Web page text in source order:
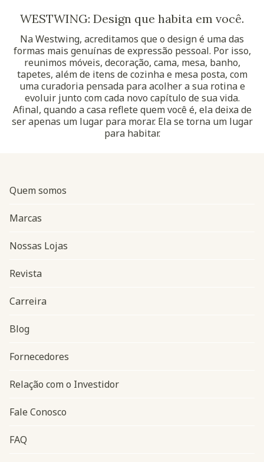
WESTWING: Design que habita em você.
Na Westwing, acreditamos que o design é uma das
formas mais genuínas de expressão pessoal. Por isso,
reunimos móveis, decoração, cama, mesa, banho,
tapetes, além de itens de cozinha e mesa posta, com
uma curadoria pensada para acolher a sua rotina e
evoluir junto com cada novo capítulo de sua vida.
Afinal, quando a casa reflete quem você é, ela deixa de
ser apenas um lugar para morar. Ela se torna um lugar
para habitar.
Navegação do rodapé
Quem somos
Marcas
Nossas Lojas
Revista
Carreira
Blog
Fornecedores
Relação com o Investidor
Fale Conosco
FAQ